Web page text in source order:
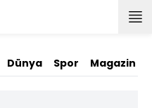
Dünya Spor Magazin